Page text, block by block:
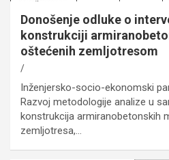
Donošenje odluke o
konstrukciji
oštećenih zemljotresom
Inženjersko-socio-ekonomski
Razvoj metodologije analize u
konstrukcija armiranobetonskih
zemljotresa,…